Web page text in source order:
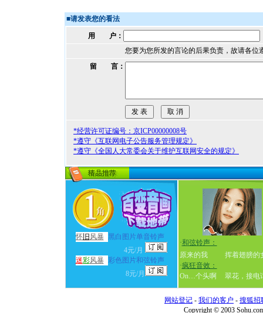
■请发表您的看法
用 户：
您要为您所发的言论的后果负责，故请各位
留 言：
*经营许可证编号：京ICP00000008号
*遵守《互联网电子公告服务管理规定》
*遵守《全国人大常委会关于维护互联网安全的规定》
怀旧 风暴
黑白图片单音铃声
4元/月
迷彩风暴 彩色图片和弦铃声
8元/月
·和弦铃声：
原来的我
挥着翅膀的
·疯狂音效：
On…个头啊
翠花，接
网站登记 - 我们的客户 - 搜狐招
Copyright © 2003